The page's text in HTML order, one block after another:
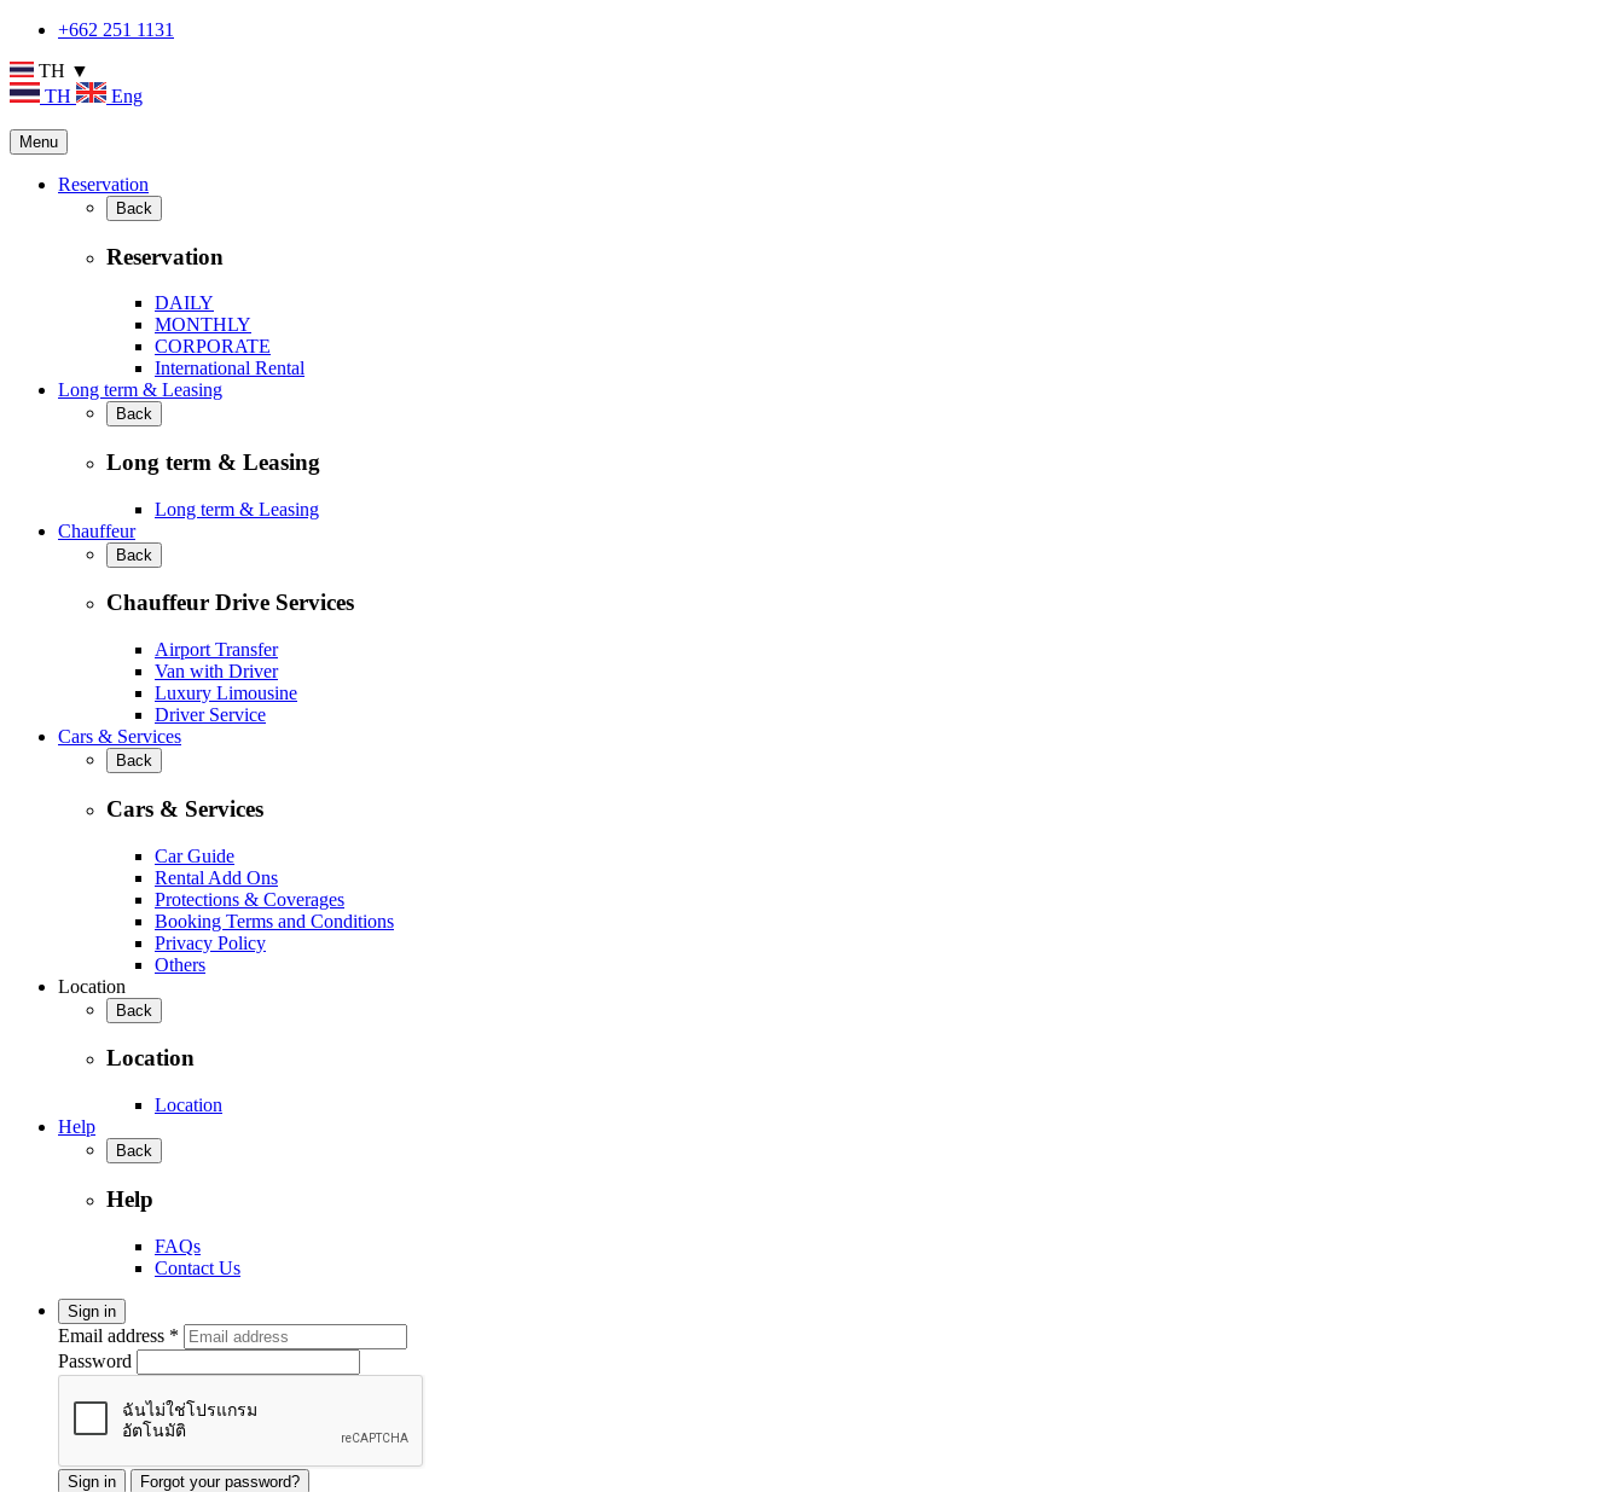
+662 251 1131
TH ▼
TH
Eng
Menu
Reservation
Back
Reservation
DAILY
MONTHLY
CORPORATE
International Rental
Long term & Leasing
Back
Long term & Leasing
Long term & Leasing
Chauffeur
Back
Chauffeur Drive Services
Airport Transfer
Van with Driver
Luxury Limousine
Driver Service
Cars & Services
Back
Cars & Services
Car Guide
Rental Add Ons
Protections & Coverages
Booking Terms and Conditions
Privacy Policy
Others
Location
Back
Location
Location
Help
Back
Help
FAQs
Contact Us
Sign in
Email address *
Password
Sign in Forgot your password?